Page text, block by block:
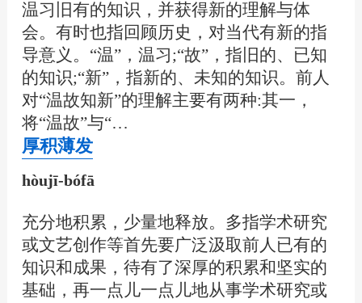
温习旧有的知识，并获得新的理解与体
会。有时也指回顾历史，对当代有新的指
导意义。“温”，温习;“故”，指旧的、已知
的知识;“新”，指新的、未知的知识。前人
对“温故知新”的理解主要有两种:其一，
将“温故”与“…
厚积薄发
hòujī-bófā
充分地积累，少量地释放。多指学术研究
或文艺创作等首先要广泛汲取前人已有的
知识和成果，待有了深厚的积累和坚实的
基础，再一点儿一点儿地从事学术研究或